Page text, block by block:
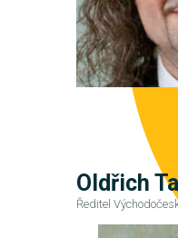
Oldřich
Ředitel